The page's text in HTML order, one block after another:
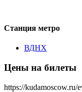
Станция метро
ВДНХ
Цены на билеты
https://kudamoscow.ru/